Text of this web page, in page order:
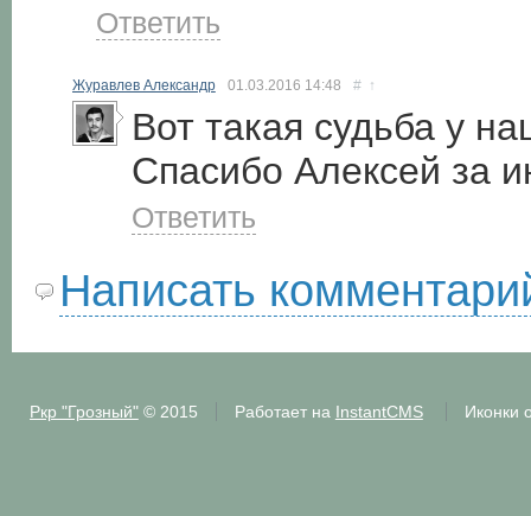
Ответить
Журавлев Александр 01.03.2016 14:48 # ↑
Вот такая судьба у
Спасибо Алексей за
Ответить
Написать
Ркр "Грозный"© 2015 Работает на InstantCMS Иконки